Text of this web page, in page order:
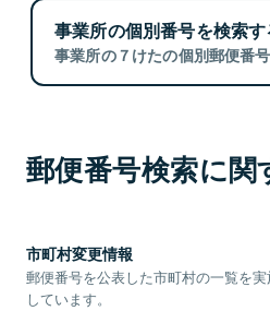
事業所の個別番号を検索す
事業所の７けたの個別郵便番
郵便番号検索に関
市町村変更情報
郵便番号を公表した市町村の一覧を
しています。